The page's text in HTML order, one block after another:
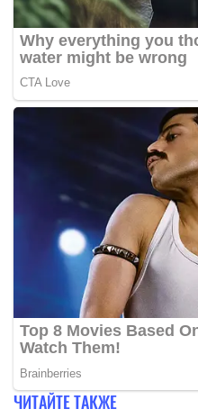
ЧИТАЙТЕ ТАКЖЕ